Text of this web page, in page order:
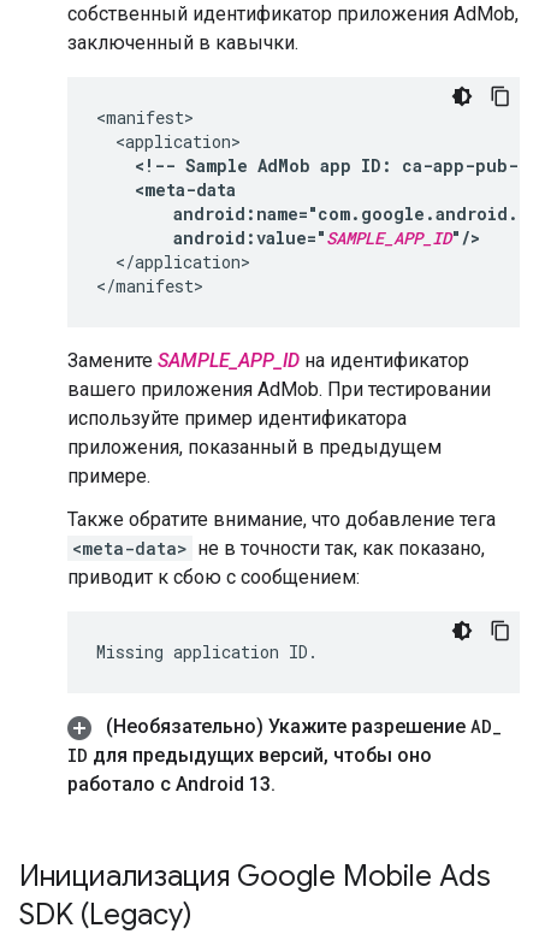
собственный идентификатор приложения AdMob,
заключенный в кавычки.
<!-- Sample AdMob app ID:
ca-app-pub-
android:value="SAMPLE_APP_ID"/>
</application>
Замените SAMPLE_APP_ID на идентификатор
вашего приложения AdMob. При тестировании
используйте пример идентификатора
приложения, показанный в предыдущем
примере.
Также обратите внимание, что добавление тега
<meta-data> не в точности так, как показано,
приводит к сбою с сообщением:
(Необязательно) Укажите разрешение AD_
ID для предыдущих версий, чтобы оно
работало с Android 13.
Инициализация Google Mobile Ads
SDK (Legacy)